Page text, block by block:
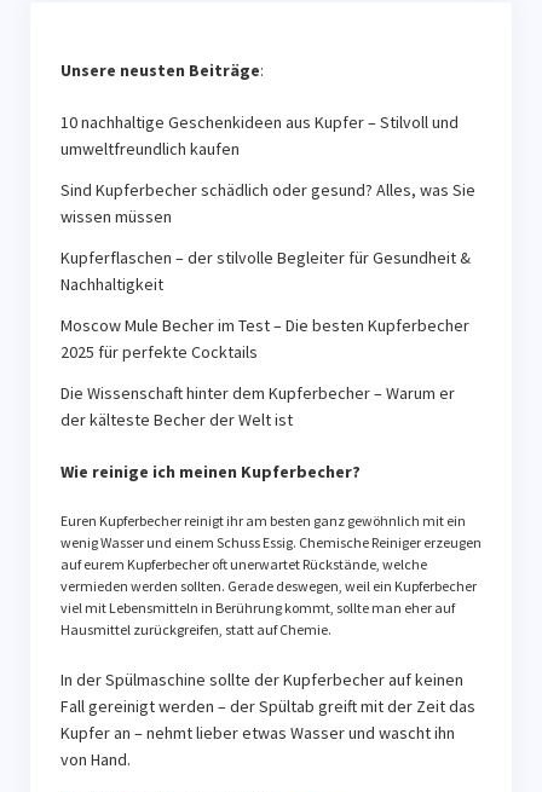
Unsere neusten Beiträge:
10 nachhaltige Geschenkideen aus Kupfer – Stilvoll und
umweltfreundlich kaufen
Sind Kupferbecher schädlich oder gesund? Alles, was Sie
wissen müssen
Kupferflaschen – der stilvolle Begleiter für Gesundheit &
Nachhaltigkeit
Moscow Mule Becher im Test – Die besten Kupferbecher
2025 für perfekte Cocktails
Die Wissenschaft hinter dem Kupferbecher – Warum er
der kälteste Becher der Welt ist
Wie reinige ich meinen Kupferbecher?
Euren Kupferbecher reinigt ihr am besten ganz gewöhnlich mit ein
wenig Wasser und einem Schuss Essig. Chemische Reiniger erzeugen
auf eurem Kupferbecher oft unerwartet Rückstände, welche
vermieden werden sollten. Gerade deswegen, weil ein Kupferbecher
viel mit Lebensmitteln in Berührung kommt, sollte man eher auf
Hausmittel zurückgreifen, statt auf Chemie.
In der Spülmaschine sollte der Kupferbecher auf keinen
Fall gereinigt werden – der Spültab greift mit der Zeit das
Kupfer an – nehmt lieber etwas Wasser und wascht ihn
von Hand.